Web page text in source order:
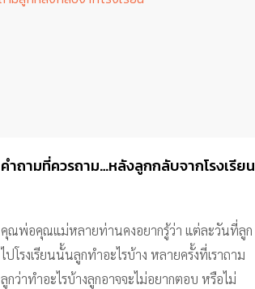
คำถามที่ควรถาม…หลังลูกกลับจากโรงเรียน
คุณพ่อคุณแม่หลายท่านคงอยากรู้ว่า แต่ละวันที่ลูก
ไปโรงเรียนนั้นลูกทำอะไรบ้าง หลายครั้งที่เราถาม
ลูกว่าทำอะไรบ้างลูกอาจจะไม่อยากตอบ หรือไม่